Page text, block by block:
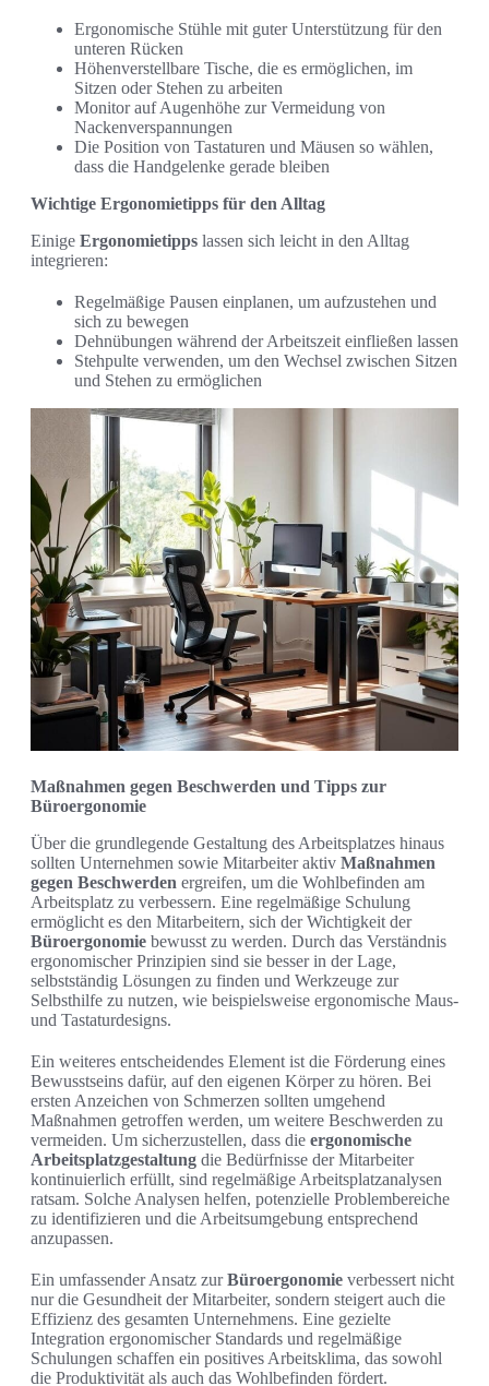
Ergonomische Stühle mit guter Unterstützung für den
unteren Rücken
Höhenverstellbare Tische, die es ermöglichen, im
Sitzen oder Stehen zu arbeiten
Monitor auf Augenhöhe zur Vermeidung von
Nackenverspannungen
Die Position von Tastaturen und Mäusen so wählen,
dass die Handgelenke gerade bleiben
Wichtige Ergonomietipps für den Alltag
Einige Ergonomietipps lassen sich leicht in den Alltag
integrieren:
Regelmäßige Pausen einplanen, um aufzustehen und
sich zu bewegen
Dehnübungen während der Arbeitszeit einfließen lassen
Stehpulte verwenden, um den Wechsel zwischen Sitzen
und Stehen zu ermöglichen
Maßnahmen gegen Beschwerden und Tipps zur
Büroergonomie
Über die grundlegende Gestaltung des Arbeitsplatzes hinaus
sollten Unternehmen sowie Mitarbeiter aktiv Maßnahmen
gegen Beschwerden ergreifen, um die Wohlbefinden am
Arbeitsplatz zu verbessern. Eine regelmäßige Schulung
ermöglicht es den Mitarbeitern, sich der Wichtigkeit der
Büroergonomie bewusst zu werden. Durch das Verständnis
ergonomischer Prinzipien sind sie besser in der Lage,
selbstständig Lösungen zu finden und Werkzeuge zur
Selbsthilfe zu nutzen, wie beispielsweise ergonomische Maus-
und Tastaturdesigns.
Ein weiteres entscheidendes Element ist die Förderung eines
Bewusstseins dafür, auf den eigenen Körper zu hören. Bei
ersten Anzeichen von Schmerzen sollten umgehend
Maßnahmen getroffen werden, um weitere Beschwerden zu
vermeiden. Um sicherzustellen, dass die ergonomische
Arbeitsplatzgestaltung die Bedürfnisse der Mitarbeiter
kontinuierlich erfüllt, sind regelmäßige Arbeitsplatzanalysen
ratsam. Solche Analysen helfen, potenzielle Problembereiche
zu identifizieren und die Arbeitsumgebung entsprechend
anzupassen.
Ein umfassender Ansatz zurBüroergonomie verbessert nicht
nur die Gesundheit der Mitarbeiter, sondern steigert auch die
Effizienz des gesamten Unternehmens. Eine gezielte
Integration ergonomischer Standards und regelmäßige
Schulungen schaffen ein positives Arbeitsklima, das sowohl
die Produktivität als auch das Wohlbefinden fördert.